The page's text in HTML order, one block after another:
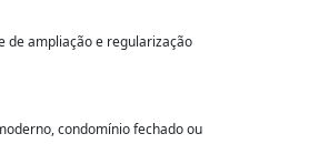
de ampliação e regularização
condomínio fechado ou